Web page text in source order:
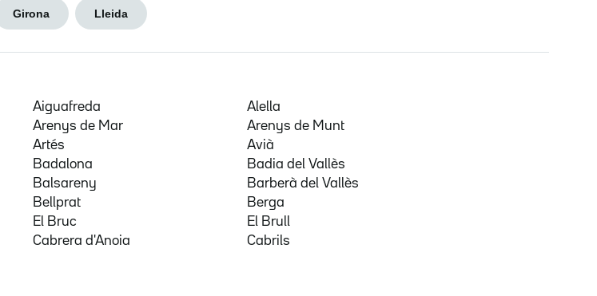
Girona Lleida
Aiguafreda
Alella
Arenys de Mar
Arenys de Munt
Artés
Avià
Badalona
Badia del Vallès
Balsareny
Barberà del Vallès
Bellprat
Berga
El Bruc
El Brull
Cabrera d'Anoia Cabrils